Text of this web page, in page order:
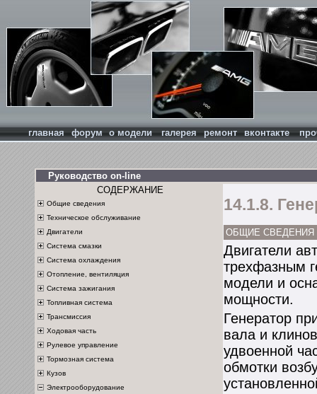
главная форум о модели галерея ремонт вконтакте
Руководство on-line
СОДЕРЖАНИЕ
Общие сведения
Техническое обслуживание
Двигатели
Система смазки
Система охлаждения
Отопление, вентиляция
Система зажигания
Топливная система
Трансмиссия
Ходовая часть
Рулевое управление
Тормозная система
Кузов
Электрооборудование
14.1.8.
ОБЩИЕ СВЕДЕНИЯ
Двигатели
трехфазным
модели и
мощности.
Генератор
вала и
удвоенной
обмотки